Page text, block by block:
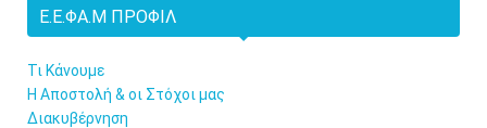
Ε.Ε.ΦΑ.Μ ΠΡΟΦΊΛ
Τι Κάνουμε
Η Αποστολή & οι Στόχοι μας
Διακυβέρνηση